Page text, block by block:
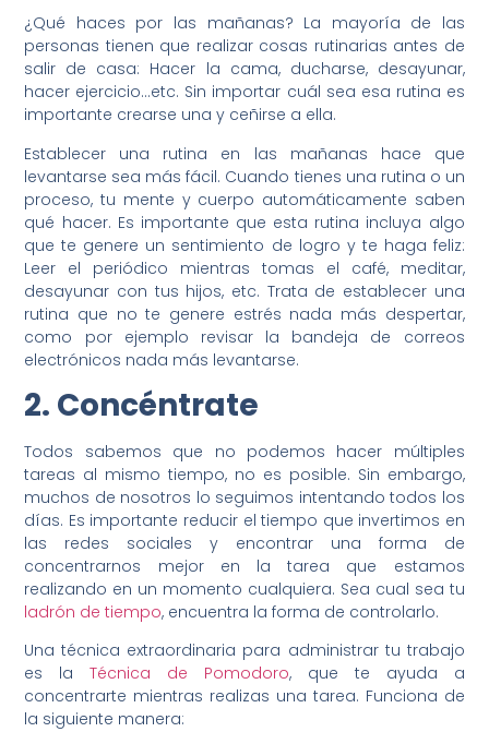
¿Qué haces por las mañanas? La mayoría de las
personas tienen que realizar cosas rutinarias antes de
salir de casa: Hacer la cama, ducharse, desayunar,
hacer ejercicio…etc. Sin importar cuál sea esa rutina es
importante crearse una y ceñirse a ella.
Establecer una rutina en las mañanas hace que
levantarse sea más fácil. Cuando tienes una rutina o un
proceso, tu mente y cuerpo automáticamente saben
qué hacer. Es importante que esta rutina incluya algo
que te genere un sentimiento de logro y te haga feliz:
Leer el periódico mientras tomas el café, meditar,
desayunar con tus hijos, etc. Trata de establecer una
rutina que no te genere estrés nada más despertar,
como por ejemplo revisar la bandeja de correos
electrónicos nada más levantarse.
2. Concéntrate
Todos sabemos que no podemos hacer múltiples
tareas al mismo tiempo, no es posible. Sin embargo,
muchos de nosotros lo seguimos intentando todos los
días. Es importante reducir el tiempo que invertimos en
las redes sociales y encontrar una forma de
concentrarnos mejor en la tarea que estamos
realizando en un momento cualquiera. Sea cual sea tu
ladrón de tiempo, encuentra la forma de controlarlo.
Una técnica extraordinaria para administrar tu trabajo
es laTécnica de Pomodoro, que te ayuda a
concentrarte mientras realizas una tarea. Funciona de
la siguiente manera: